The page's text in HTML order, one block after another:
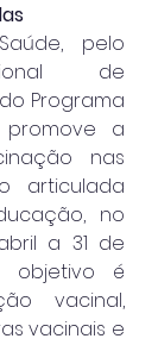
pelo
de
Programa
promove a
nas
articulada
no
a 31 de
objetivo é
vacinal,
vacinais e